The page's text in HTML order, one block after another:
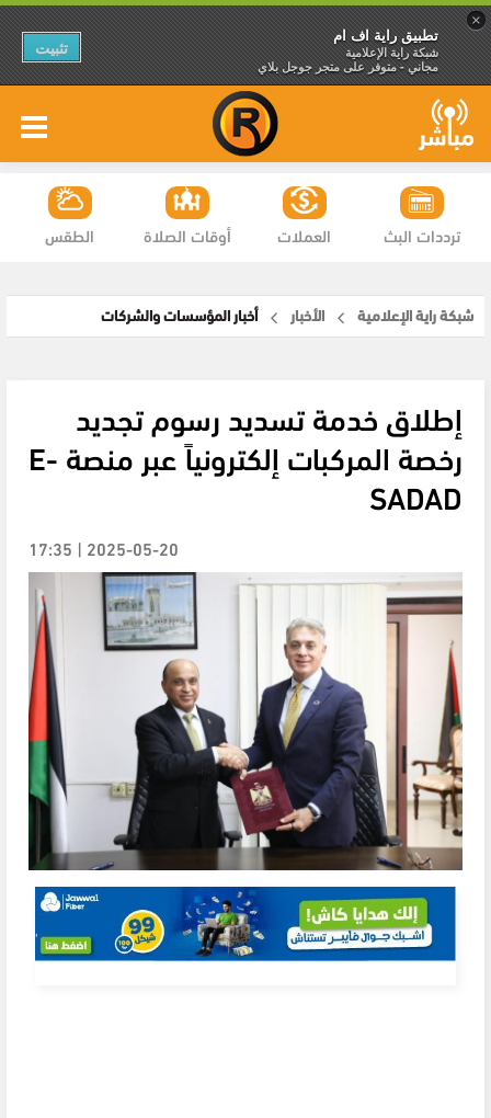
×
تطبيق راية اف ام
شبكة راية الإعلامية
مجاني - متوفر على متجر جوجل بلاي
تثبيت
الطقس أوقات الصلاة العملات ترددات البث
شبكة راية الإعلامية الأخبار أخبار المؤسسات والشركات
إطلاق خدمة تسديد رسوم تجديد
رخصة المركبات إلكترونياً عبر منصة E-
SADAD
2025-05-20 | 17:35